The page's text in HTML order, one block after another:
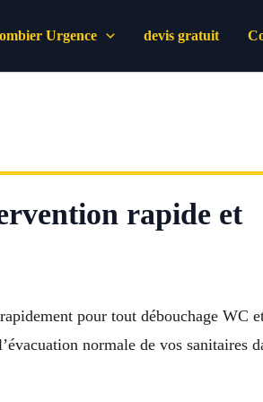
Urgence devis gratuit
rapide et
pour tout débouchage WC
normale de vos sanitaires